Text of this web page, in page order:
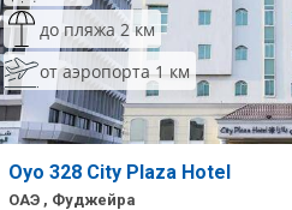
до пляжа 2 км
от аэропорта 1 км
Oyo 328 City Plaza Hotel
ОАЭ , Фуджейра